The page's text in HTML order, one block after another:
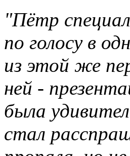
"Пётр
по голосу в
из этой же
ней -
была
стал